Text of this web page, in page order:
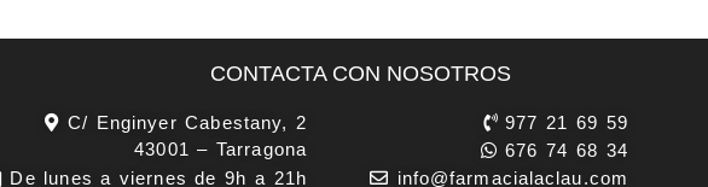
CONTACTA CON NOSOTROS
C/ Enginyer Cabestany, 2
977 21 69 59
43001 – Tarragona
676 74 68 34
De lunes a viernes de 9h a 21h
info@farmacialaclau.com